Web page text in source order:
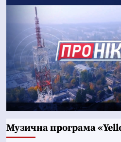
Музична програма